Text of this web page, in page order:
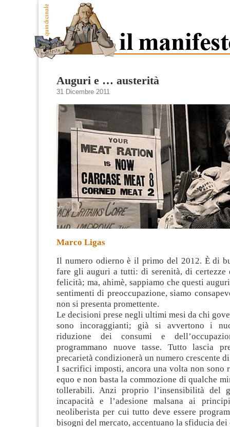
Auguri e … austerità
31 Dicembre 2011
Marco Ligas
Il numero odierno è il primo del 2012. È di
fare gli auguri a tutti: di serenità, di certezze
felicità; ma, ahimè, sappiamo che questi
sentimenti di preoccupazione, siamo
non si presenta promettente.
Le decisioni prese negli ultimi mesi da chi
sono incoraggianti; già si avvertono i
riduzione dei consumi e
programmano nuove tasse. Tutto lascia
precarietà condizionerà un numero crescente
I sacrifici imposti, ancora una volta non sono
equo e non basta la commozione di qualche
tollerabili. Anzi proprio l’insensibilità del
incapacità e l’adesione malsana ai
neoliberista per cui tutto deve essere
bisogni del mercato, accentuano la sfiducia